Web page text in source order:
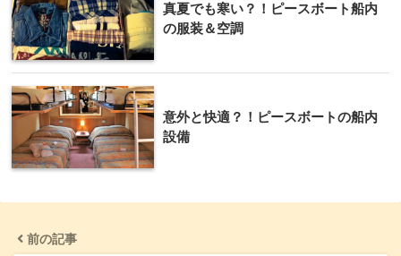
真夏でも寒い？！ピースボート船内
の服装＆空調
意外と快適？！ピースボートの船内
設備
前の記事